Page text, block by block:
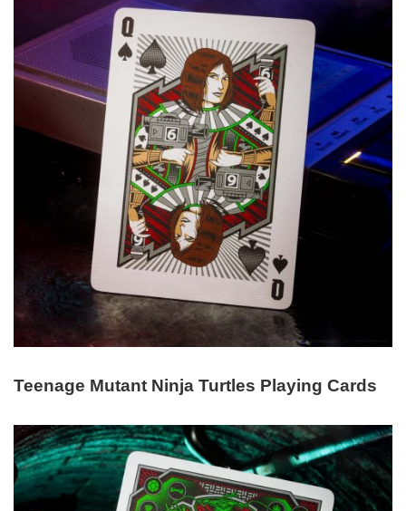
Teenage Mutant Ninja Turtles Playing Cards